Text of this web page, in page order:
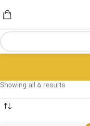
Showing all 5 results